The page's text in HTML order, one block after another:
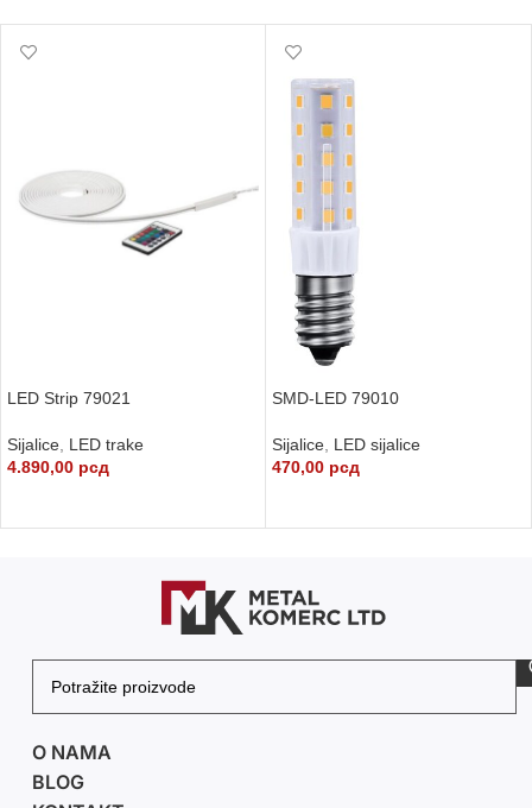
LED Strip 79021
Sijalice, LED trake
4.890,00 рсд
SMD-LED 79010
Sijalice, LED sijalice
470,00 рсд
O NAMA
BLOG